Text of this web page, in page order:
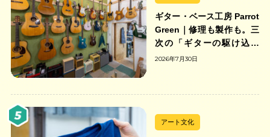
ギター・ベース工房 Parrot
Green｜修理も製作も。三
次の「ギターの駆け込み
寺」
2026年7月30日
アート文化